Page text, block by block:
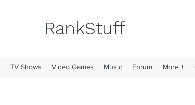
RankStuff
TV Shows Video Games Music Forum More +